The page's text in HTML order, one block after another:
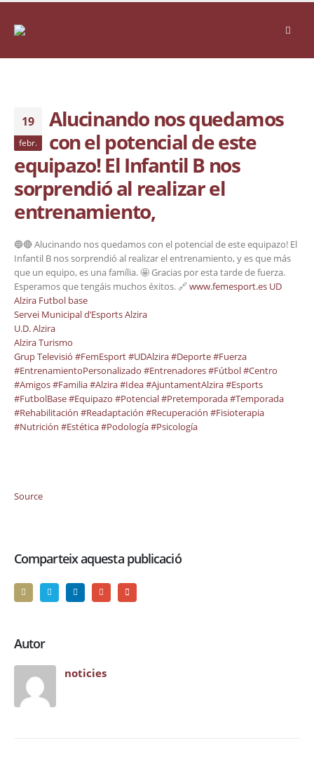
19
febr.
Alucinando nos quedamos
con el potencial de este
equipazo! El Infantil B nos
sorprendió al realizar el
entrenamiento,
🔵🔴 Alucinando nos quedamos con el potencial de este equipazo! El
Infantil B nos sorprendió al realizar el entrenamiento, y es que más
que un equipo, es una família. 🤩 Gracias por esta tarde de fuerza.
Esperamos que tengáis muchos éxitos. 🔗 www.femesport.es UD
Alzira Futbol base
Servei Municipal d’Esports Alzira
U.D. Alzira
Alzira Turismo
Grup Televisió #FemEsport#UDAlzira#Deporte#Fuerza
#EntrenamientoPersonalizado #Entrenadores#Fútbol#Centro
#Amigos#Familia#Alzira#Idea#AjuntamentAlzira#Esports
#FutbolBase#Equipazo #Potencial#Pretemporada#Temporada
#Rehabilitación #Readaptación #Recuperación #Fisioterapia
#Nutrición #Estética#Podología#Psicología
Source
Comparteix aquesta publicació
Autor
noticies